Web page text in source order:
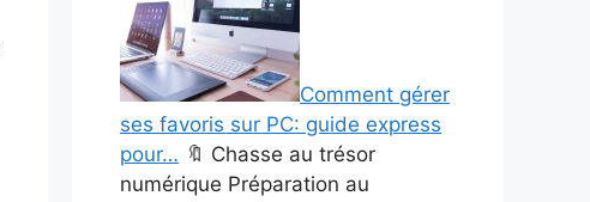
Comment gérer
ses favoris sur PC: guide express
pour… 🔖 Chasse au trésor
numérique Préparation au